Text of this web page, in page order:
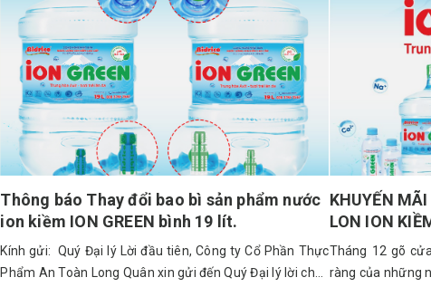
Thông báo Thay đổi bao bì sản phẩm nước
ion kiềm ION GREEN bình 19 lít.
Kính gửi: Quý Đại lý Lời đầu tiên, Công ty Cổ Phần Thực
Phẩm An Toàn Long Quân xin gửi đến Quý Đại lý lời chúc
KHUYẾN
LON ION
1 BÌNH ION
Tháng 12 gõ
ràng của những